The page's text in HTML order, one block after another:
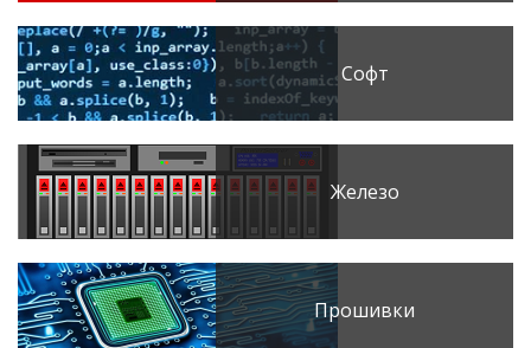
Софт
Железо
Прошивки